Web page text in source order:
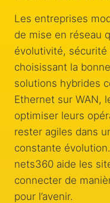
Les entreprises
de mise en réseau
évolutivité,
choisissant la
solutions hybrides
Ethernet sur WAN,
optimiser leurs
rester agiles dans
constante
nets360 aide les
connecter de
pour l’avenir.